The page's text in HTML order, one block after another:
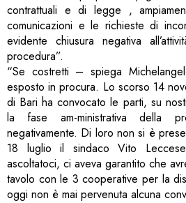
contrattuali e di legge ,
comunicazioni e le richieste di
evidente chiusura negativa
procedura”.
“Se costretti – spiega
esposto in procura. Lo scorso 14
di Bari ha convocato le parti, su
la fase am-ministrativa della
negativamente. Di loro non si è
18 luglio il sindaco Vito
ascoltatoci, ci aveva garantito che
tavolo con le 3 cooperative per la
oggi non è mai pervenuta alcuna